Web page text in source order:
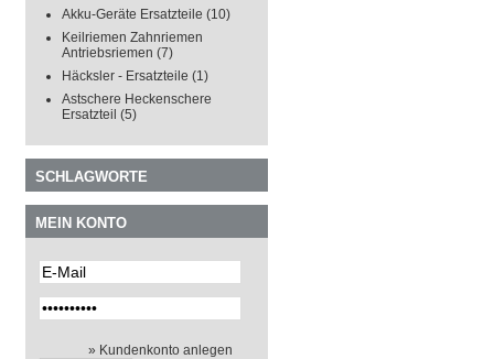
Akku-Geräte Ersatzteile (10)
Keilriemen Zahnriemen
Antriebsriemen (7)
Häcksler - Ersatzteile (1)
Astschere Heckenschere
Ersatzteil (5)
SCHLAGWORTE
MEIN KONTO
» Kundenkonto anlegen